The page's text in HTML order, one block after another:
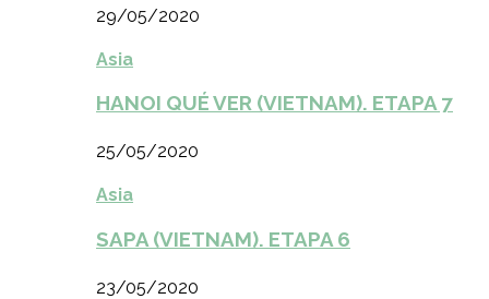
29/05/2020
Asia
HANOI QUÉ VER (VIETNAM). ETAPA 7
25/05/2020
Asia
SAPA (VIETNAM). ETAPA 6
23/05/2020